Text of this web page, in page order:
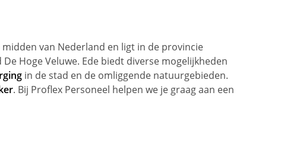
midden van Nederland en ligt in de provincie
Hoge Veluwe. Ede biedt diverse mogelijkheden
in de stad en de omliggende natuurgebieden.
. Bij Proflex Personeel helpen we je graag aan een